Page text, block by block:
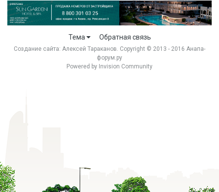
Тема Обратная связь
Создание сайта: Алексей Тараканов. Copyright © 2013 - 2016 Анапа-
форум.ру
Powered by Invision Community